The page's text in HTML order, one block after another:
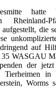
hatte
aufgestellt, die
auf
35 WASGAU
der
Tierheimen in